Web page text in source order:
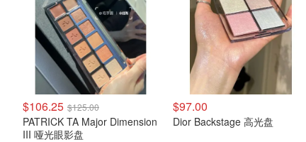
$106.25 $125.00
PATRICK TA Major Dimension
III 哑光眼影盘
$97.00
Dior Backstage 高光盘